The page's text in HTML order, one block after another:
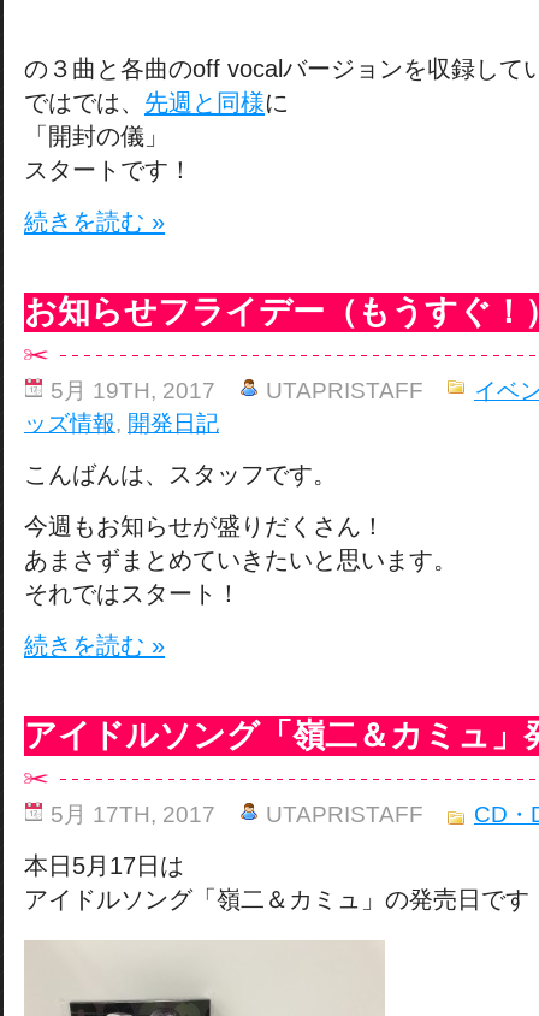
の３曲と各曲のoff vocalバージョンを収録して
ではでは、 先週と同様に
「開封の儀」
スタートです！
続きを読む »
お知らせフライデー（もうすぐ！
5月 19TH, 2017 UTAPRISTAFF
イベ
ッズ情報, 開発日記
こんばんは、スタッフです。
今週もお知らせが盛りだくさん！
あまさずまとめていきたいと思います。
それではスタート！
続きを読む »
アイドルソング「嶺二＆カミュ」
5月 17TH, 2017 UTAPRISTAFF CD・
本日5月17日は
アイドルソング「嶺二＆カミュ」の発売日です